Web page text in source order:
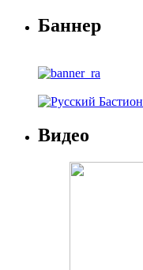
Баннер
Видео